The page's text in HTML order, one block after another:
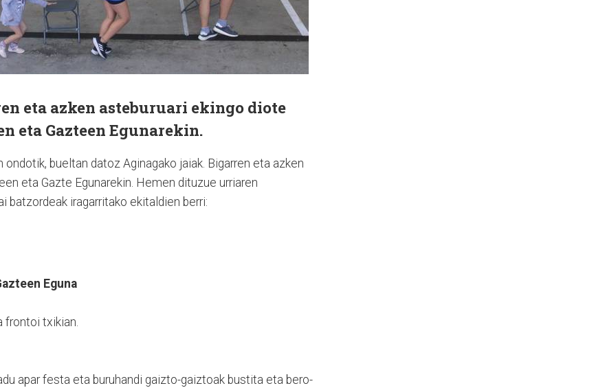
eta azken asteburuari ekingo diote
eta Gazteen Egunarekin.
bueltan datoz Aginagako jaiak. Bigarren eta azken
eta Gazte Egunarekin. Hemen dituzue urriaren
batzordeak iragarritako ekitaldien berri:
Eguna
frontoi txikian.
apar festa eta buruhandi gaizto-gaiztoak bustita eta bero-